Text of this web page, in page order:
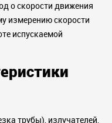
о скорости движения
измерению скорости
испускаемой
трубы), излучателей,